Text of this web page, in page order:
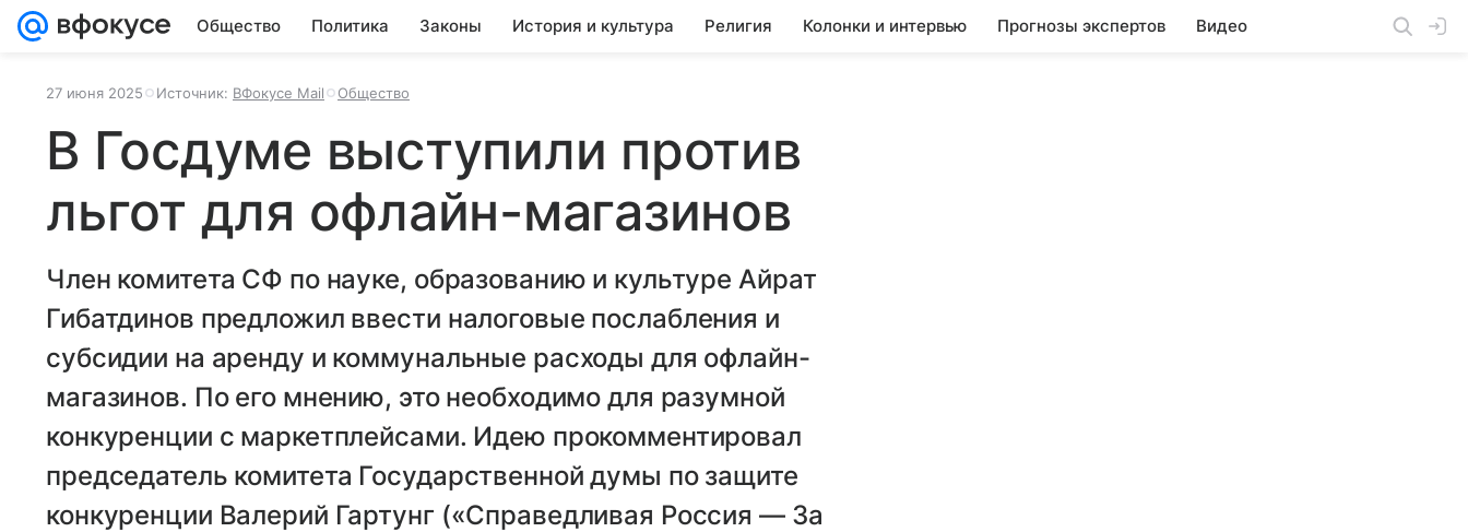
Общество Политика Законы История и культура Религия Колонки и интервью Прогнозы экспертов Видео
27 июня 2025 Источник: ВФокусе Mail Общество
В Госдуме выступили против
льгот для офлайн-магазинов
Член комитета СФ по науке, образованию и культуре Айрат
Гибатдинов предложил ввести налоговые послабления и
субсидии на аренду и коммунальные расходы для офлайн-
магазинов. По его мнению, это необходимо для разумной
конкуренции с маркетплейсами. Идею прокомментировал
председатель комитета Государственной думы по защите
конкуренции Валерий Гартунг («Справедливая Россия — За